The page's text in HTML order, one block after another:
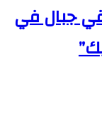
جبال في